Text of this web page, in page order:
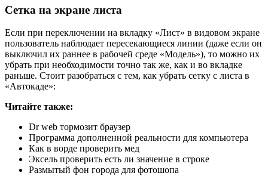
Сетка на экране листа
Если при переключении на вкладку «Лист» в видовом экране
пользователь наблюдает пересекающиеся линии (даже если он
выключил их раннее в рабочей среде «Модель»), то можно их
убрать при необходимости точно так же, как и во вкладке
раньше. Стоит разобраться с тем, как убрать сетку с листа в
«Автокаде»:
Читайте также:
Dr web тормозит браузер
Программа дополненной реальности для компьютера
Как в ворде проверить мед
Эксель проверить есть ли значение в строке
Размытый фон города для фотошопа